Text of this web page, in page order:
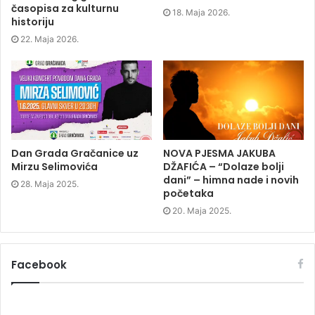
n
n
e
w
w
n
d
o
w
)
n
w
i
o
w
)
n
n
d
časopisa za kulturnu
historiju
22. Maja 2026.
18. Maja 2026.
Dan Grada Gračanice uz
Mirzu Selimovića
28. Maja 2025.
NOVA PJESMA JAKUBA
DŽAFIĆA – “Dolaze bolji
dani” – himna nade i novih
početaka
20. Maja 2025.
Facebook